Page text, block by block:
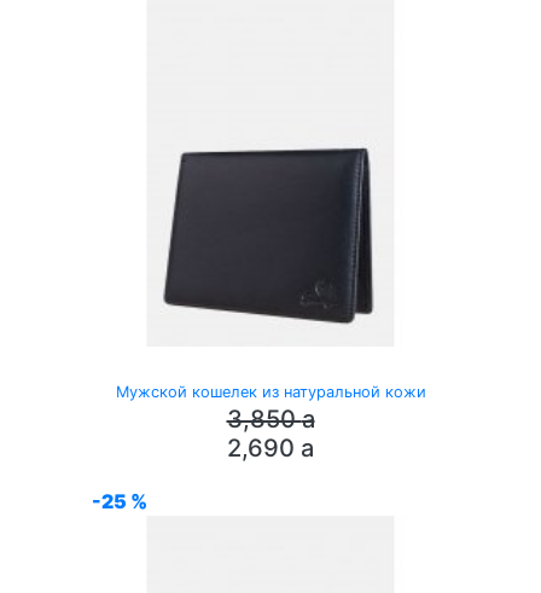
Мужской кошелек из натуральной кожи
3,850a
2,690 a
-25 %